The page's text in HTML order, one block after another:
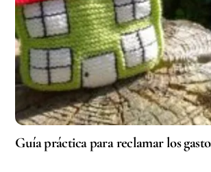
Guía práctica para reclamar los